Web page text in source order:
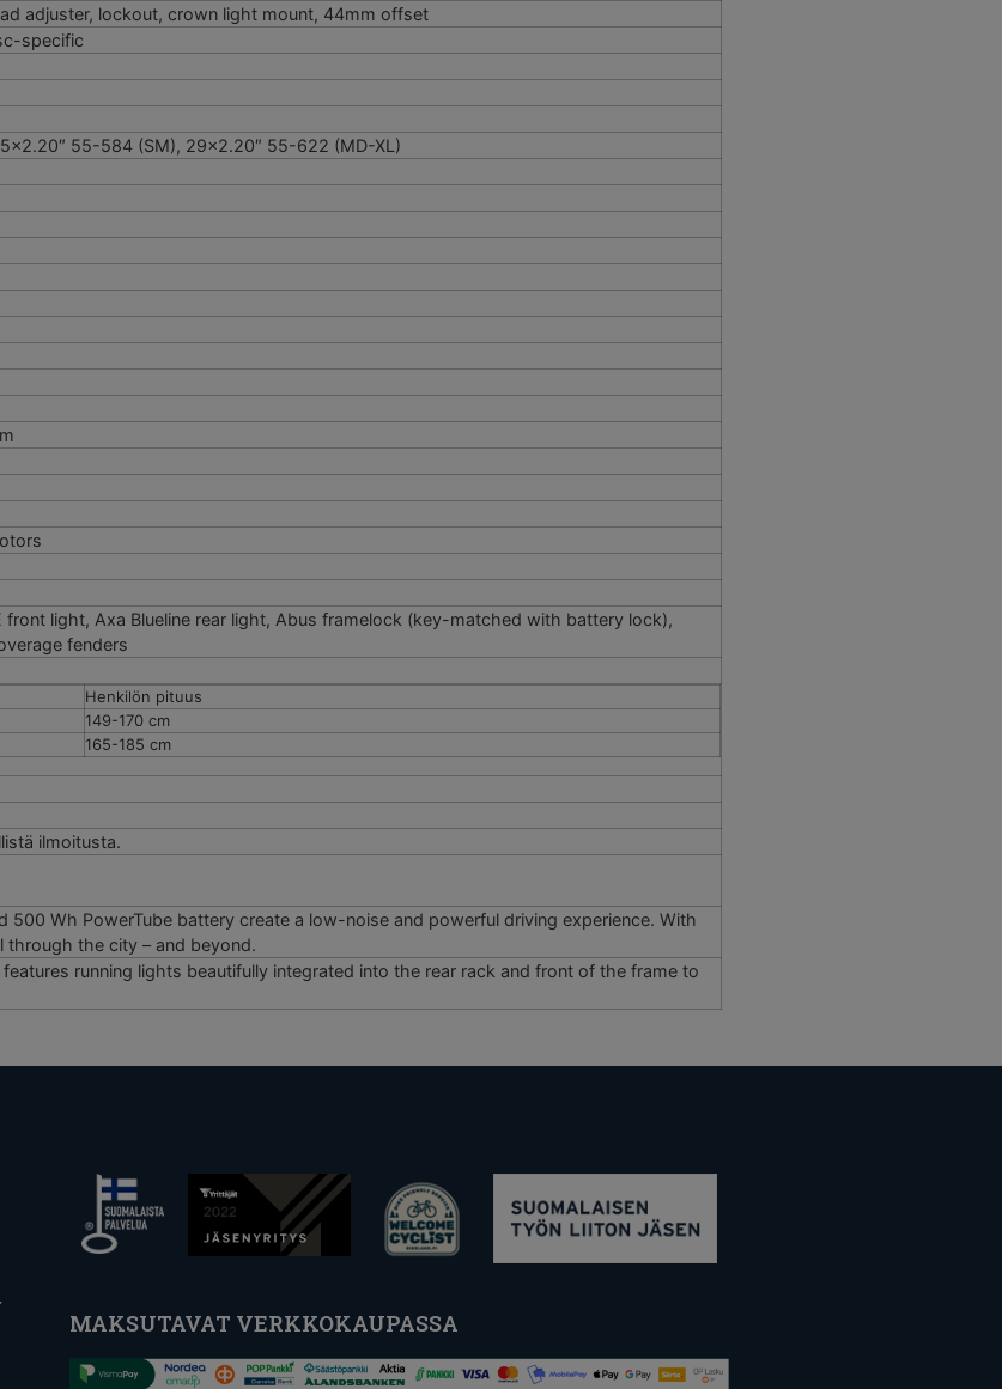
adjuster, lockout, crown light mount, 44mm offset
specific
55-584 (SM), 29×2.20″ 55-622 (MD-XL)
light, Axa Blueline rear light, Abus framelock (key-matched with battery lock),
fenders
Henkilön pituus
149-170 cm
165-185 cm
ilmoitusta.
500 Wh PowerTube battery create a low-noise and powerful driving experience. With
through the city – and beyond.
running lights beautifully integrated into the rear rack and front of the frame to
MAKSUTAVAT VERKKOKAUPASSA